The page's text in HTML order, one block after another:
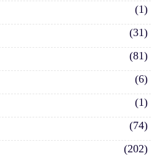
(1)
(31)
(81)
(6)
(1)
(74)
(202)